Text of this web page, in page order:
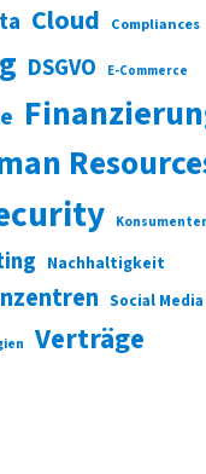
Cloud Compliances
DSGVO E-Commerce
Nachhaltigkeit
Social Media
Verträge